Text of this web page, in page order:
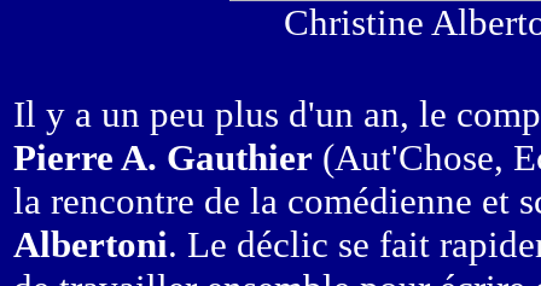
Christine
Il y a un peu plus d'un an, le
Pierre A. Gauthier (Aut'Chose,
la rencontre de la comédienne et
Albertoni. Le déclic se fait